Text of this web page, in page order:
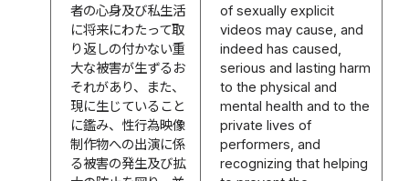
者の心身及び私生活
に将来にわたって取
り返しの付かない重
大な被害が生ずるお
それがあり、また、
現に生じていること
に鑑み、性行為映像
制作物への出演に係
る被害の発生及び拡
of sexually explicit
videos may cause, and
indeed has caused,
serious and lasting harm
to the physical and
mental health and to the
private lives of
performers, and
recognizing that helping